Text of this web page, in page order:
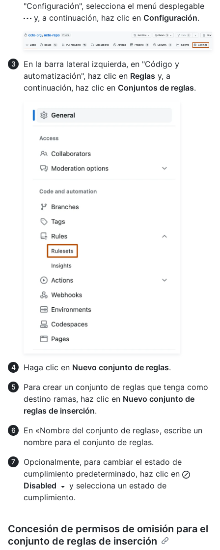
"Configuración", selecciona el menú desplegable
y, a continuación, haz clic en Configuración.
En la barra lateral izquierda, en "Código y
automatización", haz clic en Reglas y, a
continuación, haz clic en Conjuntos de reglas.
Haga clic en Nuevo conjunto de reglas.
Para crear un conjunto de reglas que tenga como
destino ramas, haz clic en Nuevo conjunto de
reglas de inserción.
En «Nombre del conjunto de reglas», escribe un
nombre para el conjunto de reglas.
Opcionalmente, para cambiar el estado de
cumplimiento predeterminado, haz clic en
Disabled
y selecciona un estado de
cumplimiento.
Concesión de permisos de omisión para el
conjunto de reglas de inserción